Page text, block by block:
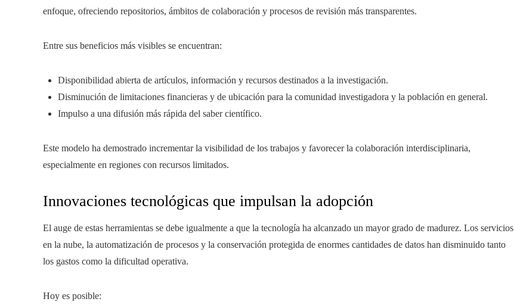
enfoque, ofreciendo repositorios, ámbitos de colaboración y procesos de revisión más transparentes.
Entre sus beneficios más visibles se encuentran:
Disponibilidad abierta de artículos, información y recursos destinados a la investigación.
Disminución de limitaciones financieras y de ubicación para la comunidad investigadora y la población en general.
Impulso a una difusión más rápida del saber científico.
Este modelo ha demostrado incrementar la visibilidad de los trabajos y favorecer la colaboración interdisciplinaria,
especialmente en regiones con recursos limitados.
Innovaciones tecnológicas que impulsan la adopción
El auge de estas herramientas se debe igualmente a que la tecnología ha alcanzado un mayor grado de madurez. Los servicios
en la nube, la automatización de procesos y la conservación protegida de enormes cantidades de datos han disminuido tanto
los gastos como la dificultad operativa.
Hoy es posible: